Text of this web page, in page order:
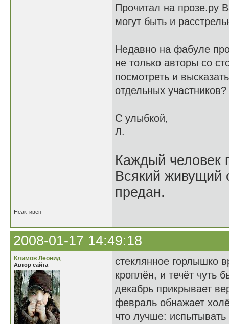
Прочитал на прозе.ру
могут быть и
Недавно на фабуле
не только авторы со
посмотреть и
отдельных участников?
С улыбкой,
Л.
Каждый человек
Всякий живущий
предан.
Неактивен
2008-01-17 14:49:18
Климов Леонид
Автор сайта
стеклянное горлышко
кроплён, и течёт чуть
декабрь прикрывает
февраль обнажает
что лучше: